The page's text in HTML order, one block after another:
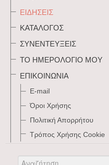
ΕΙΔΉΣΕΙΣ
ΚΑΤΆΛΟΓΟΣ
ΣΥΝΕΝΤΕΎΞΕΙΣ
ΤΟ ΗΜΕΡΟΛΌΓΙΌ ΜΟΥ
ΕΠΙΚΟΙΝΩΝΊΑ
E-mail
Όροι Χρήσης
Πολιτική Απορρήτου
Τρόπος Xρήσης Cookie
Αναζήτηση...